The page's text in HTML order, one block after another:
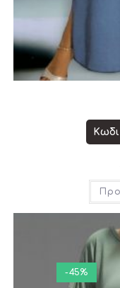
-45%